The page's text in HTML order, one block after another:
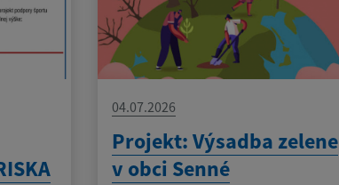
04.07.2026
Projekt: Výsadba zelene
v obci Senné